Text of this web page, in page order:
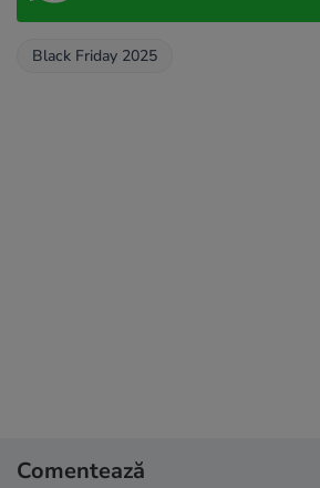
Black Friday 2025
Comentează